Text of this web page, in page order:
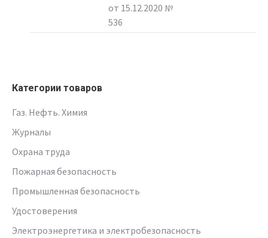
от 15.12.2020 №
536
Категории товаров
Газ. Нефть. Химия
Журналы
Охрана труда
Пожарная безопасность
Промышленная безопасность
Удостоверения
Электроэнергетика и электробезопасность